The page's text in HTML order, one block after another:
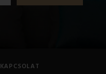
KAPCSOLAT